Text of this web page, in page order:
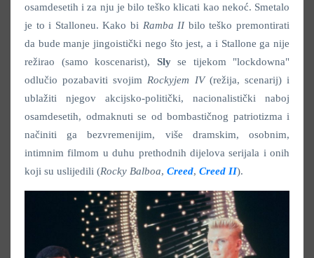
osamdesetih i za nju je bilo teško klicati kao nekoć. Smetalo
je to i Stalloneu. Kako bi Ramba IIbilo teško premontirati
da bude manje jingoistički nego što jest, a i Stallone ga nije
režirao (samo koscenarist), Slyse tijekom "lockdowna"
odlučio pozabaviti svojim Rockyjem IV(režija, scenarij) i
ublažiti njegov akcijsko-politički, nacionalistički naboj
osamdesetih, odmaknuti se od bombastičnog patriotizma i
načiniti ga bezvremenijim, više dramskim, osobnim,
intimnim filmom u duhu prethodnih dijelova serijala i onih
koji su uslijedili (Rocky Balboa, Creed, Creed II).